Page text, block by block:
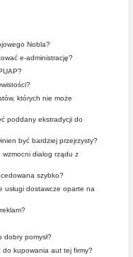
Nobla?
e-administrację?
których nie może
poddany ekstradycji do
być bardziej przejrzysty?
wzmocni dialog rządu z
szybko?
usługi dostawcze oparte na
pomysł?
do kupowania aut tej firmy?